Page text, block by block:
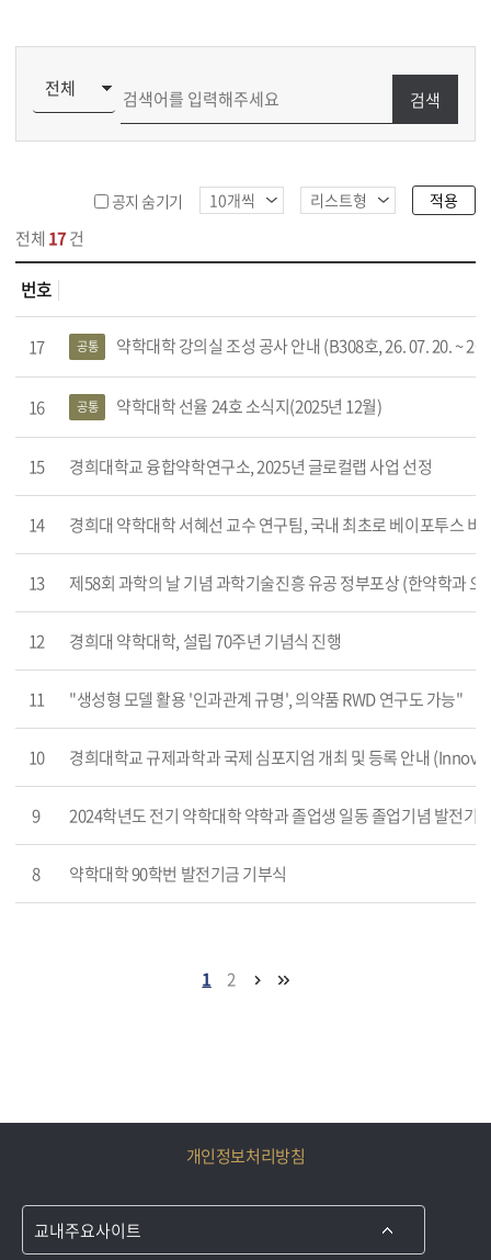
검색
공지 숨기기 적용
전체17건
식 목록
번호
17 공통 약학대학 강의실 조성 공사 안내 (B308호, 26. 07. 20. ~
16 공통 약학대학 선율 24호 소식지(2025년 12월)
15 경희대학교 융합약학연구소, 2025년 글로컬랩 사업 선정
14 경희대 약학대학 서혜선 교수 연구팀, 국내 최초로 베이포투스 비
13 제58회 과학의 날 기념 과학기술진흥 유공 정부포상 (한약학과 오
12 경희대 약학대학, 설립 70주년 기념식 진행
11 "생성형 모델 활용 '인과관계 규명', 의약품 RWD 연구도 가능"
10 경희대학교 규제과학과 국제 심포지엄 개최 및 등록 안내
9 2024학년도 전기 약학대학 약학과 졸업생 일동 졸업기념 발전기
8 약학대학 90학번 발전기금 기부식
1 2
개인정보처리방침